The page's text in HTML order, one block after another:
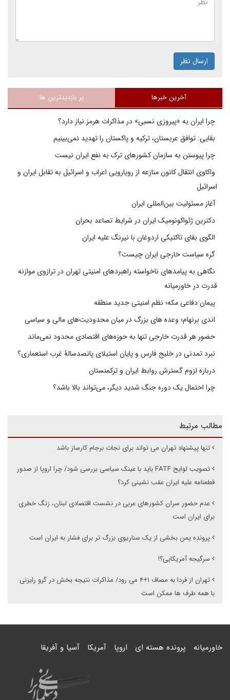
ارسال نظر
آخرین خبرها پر بازدیدترین ها
چرا ایران به «پیروزی نسبی» در مذاکرات هرمز نیاز دارد؟
بقایی: توافق عربستان، ترکیه و پاکستان را تهدید نمی‌بینیم
چرا پیوستن به سازمان کشورهای ترک به نفع ایران نیست
واکاوی انتقال کانون منازعه از رویارویی اعراب و اسرائیل به تقابل ایران و
اسرائیل
آغاز مسئولیت بین‌المللی ایران
دکترین ژئواکونومیک ایران در شرایط تصاعد بحران
الگوی بقای تاکتیکی اردوغان با نیرنگ علیه ایران
گره سیاست خارجی ایران چیست؟
نگاهی به پیامدهای ناخواسته راهبردهای امنیتی تهران در ترازوی موازنه
قدرت در خاورمیانه
پیمان دفاعی مکه؛ نظم امنیتی جدید منطقه
اندی برنهام؛ وعده های بزرگ در میان محدودیت‌های مالی و سیاسی
حضور هر قدرت خارجی تنها به حوزه‌های اقتصادی محدود نمی‌ماند
نبرد تمدنی در خلیج فارس و پایان استیلای پانصدسالۀ غرب استعماری؟
درباره لزوم گسترش روابط ایران و ترکمنستان
چرا احتمال یک دوره جنگ شدید دیگر، می‌تواند بالا باشد؟
مطالب مرتبط
تنها پیشنهاد تهران می تواند برای نجات برجام کارساز باشد
تصویب لوایح FATF باید با عینک سیاسی بررسی شود/ چرا اروپا از صدور
قطعنامه علیه ایران عقب نشینی کرد؟
عدم حضور سران کشورهای عربی در نشست اقتصادی لبنان، زنگ خطری
برای ایران است
پرونده یمن بخشی از یک سناریوی بزرگ تر برای فشار به ایران است
سرگیجه آمریکایی؟!
تهران از فردا به مصاف ۱+۴ می رود/ مذاکرات نتیجه بخش در گرو رایزنی
با همه طرف ها ممکن است
خاورمیانه پرونده هسته ای اروپا آمریکا آسیا و آفریقا